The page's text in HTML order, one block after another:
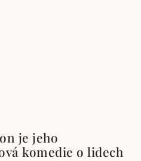
je jeho
komedie o lidech